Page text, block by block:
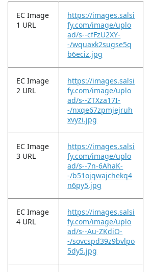
EC Image
1 URL
https://images.salsi
fy.com/image/uplo
ad/s--cfFzU2XY-
-/wquaxk2sugse5q
b6eciz.jpg
EC Image
2 URL
https://images.salsi
fy.com/image/uplo
ad/s--ZTXza17I-
-/nxqe67zpmjejruh
xvyzi.jpg
EC Image
3 URL
https://images.salsi
fy.com/image/uplo
ad/s--7n-6AhaK-
-/b51ojqwajchekq4
n6py5.jpg
EC Image
4 URL
https://images.salsi
fy.com/image/uplo
ad/s--Au-ZKdiO-
-/sovcspd39z9bvlpo
5dy5.jpg